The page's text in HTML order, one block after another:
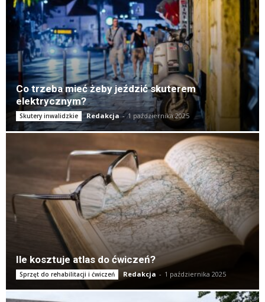
Co trzeba mieć żeby jeździć skuterem
elektrycznym?
Skutery inwalidzkie Redakcja - 1 października 2025
Ile kosztuje atlas do ćwiczeń?
Sprzęt do rehabilitacji i ćwiczeń Redakcja - 1 października 2025